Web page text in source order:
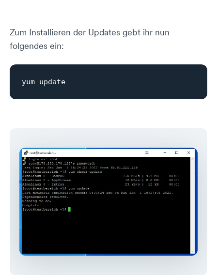
Zum Installieren der Updates gebt ihr nun
folgendes ein: